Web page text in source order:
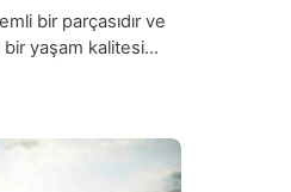
bir parçasıdır ve
yaşam kalitesi
başa
kapasitesini
kendilerini daha